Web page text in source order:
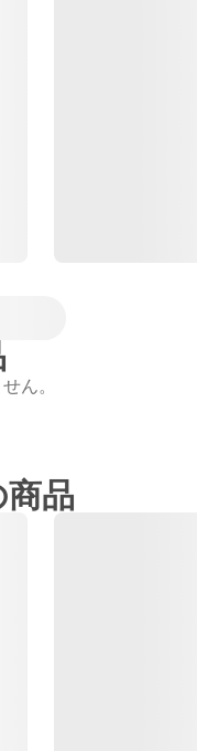
ん。
商品